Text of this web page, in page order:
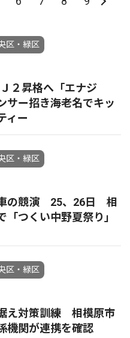
区・緑区
２昇格へ「エナジ
ー招き海老名でキッ
ィー
区・緑区
の競演 25、26日 相
「つくい中野夏祭り」
区・緑区
え対策訓練 相模原市
機関が連携を確認